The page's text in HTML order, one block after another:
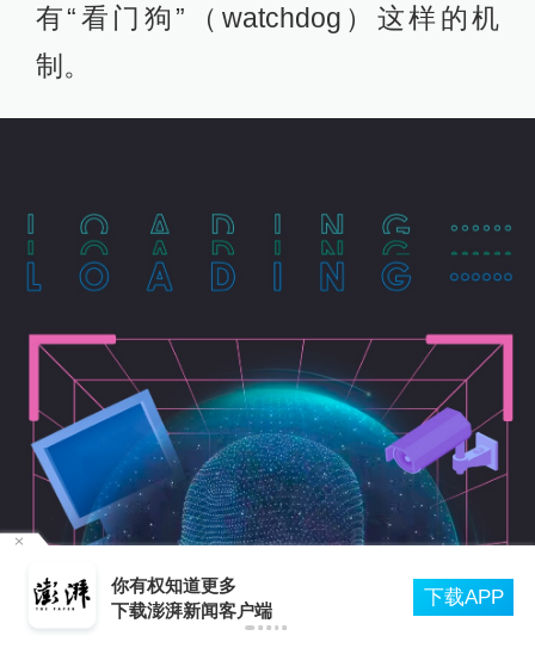
有“看门狗”（watchdog）这样的机
制。
你有权知道更多
下载澎湃新闻客户端
下载APP